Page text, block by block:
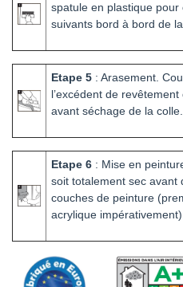
spatule en plastique pour
suivants bord à bord de
Etape 5 : Arasement.
l’excédent de
avant séchage de la colle.
Etape 6 : Mise en
soit totalement sec avant
couches de peinture
acrylique impérativement).